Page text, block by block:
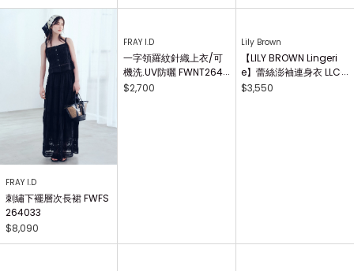
FRAY I.D
刺繡下襬層次長裙 FWFS
264033
$8,090